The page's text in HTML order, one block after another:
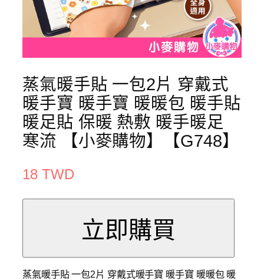
蒸氣暖手貼 一包2片 穿戴式
暖手寶 暖手寶 暖暖包 暖手貼
暖足貼 保暖 熱敷 暖手暖足
寒流 【小麥購物】【G748】
18 TWD
蒸氣暖手貼 一包2片 穿戴式暖手寶 暖手寶 暖暖包 暖